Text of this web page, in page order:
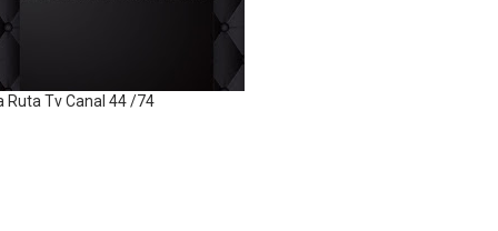
Ruta Tv Canal 44 /74